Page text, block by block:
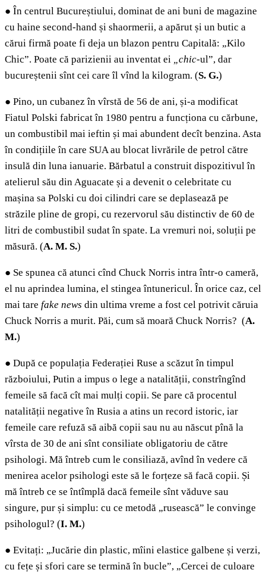
● În centrul Bucureștiului, dominat de ani buni de magazine
cu haine second-hand și shaormerii, a apărut și un butic a
cărui firmă poate fi deja un blazon pentru Capitală: „Kilo
Chic”. Poate că parizienii au inventat ei „chic-ul”, dar
bucureștenii sînt cei care îl vînd la kilogram. (S. G.)
● Pino, un cubanez în vîrstă de 56 de ani, și-a modificat
Fiatul Polski fabricat în 1980 pentru a funcționa cu cărbune,
un combustibil mai ieftin și mai abundent decît benzina. Asta
în condițiile în care SUA au blocat livrările de petrol către
insulă din luna ianuarie. Bărbatul a construit dispozitivul în
atelierul său din Aguacate și a devenit o celebritate cu
mașina sa Polski cu doi cilindri care se deplasează pe
străzile pline de gropi, cu rezervorul său distinctiv de 60 de
litri de combustibil sudat în spate. La vremuri noi, soluții pe
măsură. (A. M. S.)
● Se spunea că atunci cînd Chuck Norris intra într-o cameră,
el nu aprindea lumina, el stingea întunericul. În orice caz, cel
mai tare fake news din ultima vreme a fost cel potrivit căruia
Chuck Norris a murit. Păi, cum să moară Chuck Norris? (A.
M.)
● După ce populația Federației Ruse a scăzut în timpul
războiului, Putin a impus o lege a natalității, constrîngînd
femeile să facă cît mai mulți copii. Se pare că procentul
natalității negative în Rusia a atins un record istoric, iar
femeile care refuză să aibă copii sau nu au născut pînă la
vîrsta de 30 de ani sînt consiliate obligatoriu de către
psihologi. Mă întreb cum le consiliază, avînd în vedere că
menirea acelor psihologi este să le forțeze să facă copii. Și
mă întreb ce se întîmplă dacă femeile sînt văduve sau
singure, pur și simplu: cu ce metodă „rusească” le convinge
psihologul? (I. M.)
● Evitați: „Jucărie din plastic, mîini elastice galbene și verzi,
cu fețe și sfori care se termină în bucle”, „Cercei de culoare